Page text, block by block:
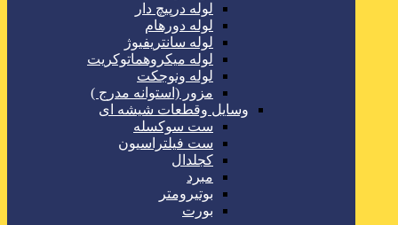
لوله درپیچ دار
لوله دورهام
لوله سانتریفیوژ
لوله میکروهماتوکریت
لوله ونوجکت
مزور (استوانه مدرج )
وسایل وقطعات شیشه ای
ست سوکسله
ست فیلتراسیون
کجلدال
مبرد
بوتیرومتر
بورت